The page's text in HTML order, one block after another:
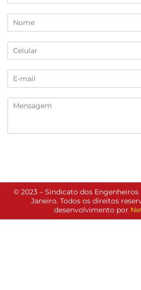
© 2023 – Sindicato dos
Janeiro. Todos os direitos
desenvolvimento por